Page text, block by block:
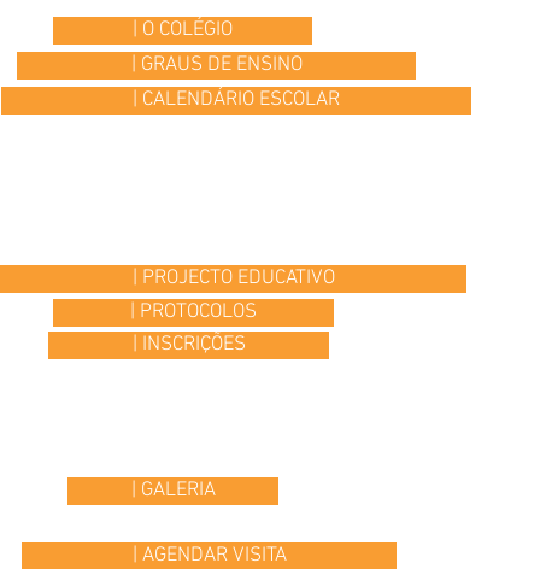
| O COLÉGIO
| GRAUS DE ENSINO
| CALENDÁRIO ESCOLAR
| PROJECTO EDUCATIVO
| PROTOCOLOS
| INSCRIÇÕES
| GALERIA
| AGENDAR VISITA